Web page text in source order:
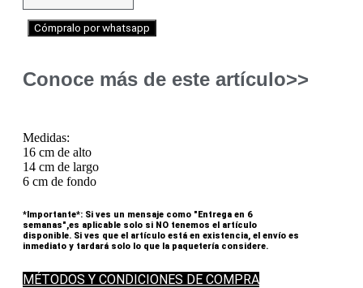
Cómpralo por whatsapp
Conoce más de este artículo>>
Medidas:
16 cm de alto
14 cm de largo
6 cm de fondo
*Importante*: Si ves un mensaje como "Entrega en 6
semanas",es aplicable solo si NO tenemos el artículo
disponible. Si ves que el artículo está en existencia, el envío es
inmediato y tardará solo lo que la paquetería considere.
MÉTODOS Y CONDICIONES DE COMPRA